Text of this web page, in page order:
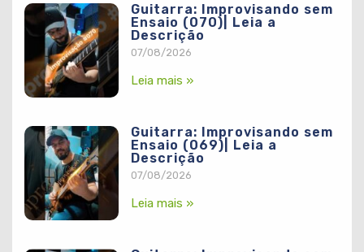
Guitarra: Improvisando sem
Ensaio (070)| Leia a
Descrição
07/08/2026
Leia mais »
Guitarra: Improvisando sem
Ensaio (069)| Leia a
Descrição
07/08/2026
Leia mais »